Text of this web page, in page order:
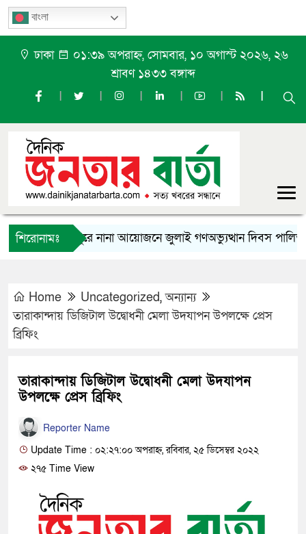
বাংলা
ঢাকা
০১:৩৯ অপরাহ্ন, সোমবার, ১০ অগাস্ট ২০২৬, ২৬
শ্রাবণ ১৪৩৩ বঙ্গাব্দ
শিরোনামঃ
ফুলপুরে নানা আয়োজনে জুলাই গণঅভ্যুত্থান দিবস পালিত
Home Uncategorized,অন্যান্য
তারাকান্দায় ডিজিটাল উদ্বোধনী মেলা উদযাপন উপলক্ষে প্রেস
ব্রিফিং
তারাকান্দায় ডিজিটাল উদ্বোধনী মেলা উদযাপন
উপলক্ষে প্রেস ব্রিফিং
Reporter Name
Update Time : ০২:২৭:০০ অপরাহ্ন, রবিবার, ২৫ ডিসেম্বর ২০২২
২৭৫ Time View